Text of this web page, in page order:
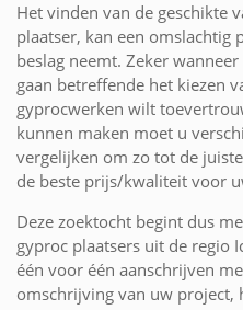
Het vinden van de geschikte
plaatser, kan een omslachtig
beslag neemt. Zeker
gaan betreffende het kiezen
gyprocwerken wilt
kunnen maken moet u
vergelijken om zo tot de
de beste prijs/kwaliteit voor
Deze zoektocht begint dus
gyproc plaatsers uit de regio
één voor één aanschrijven
omschrijving van uw project,